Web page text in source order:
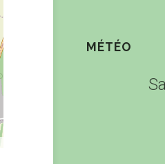
MÉTÉO